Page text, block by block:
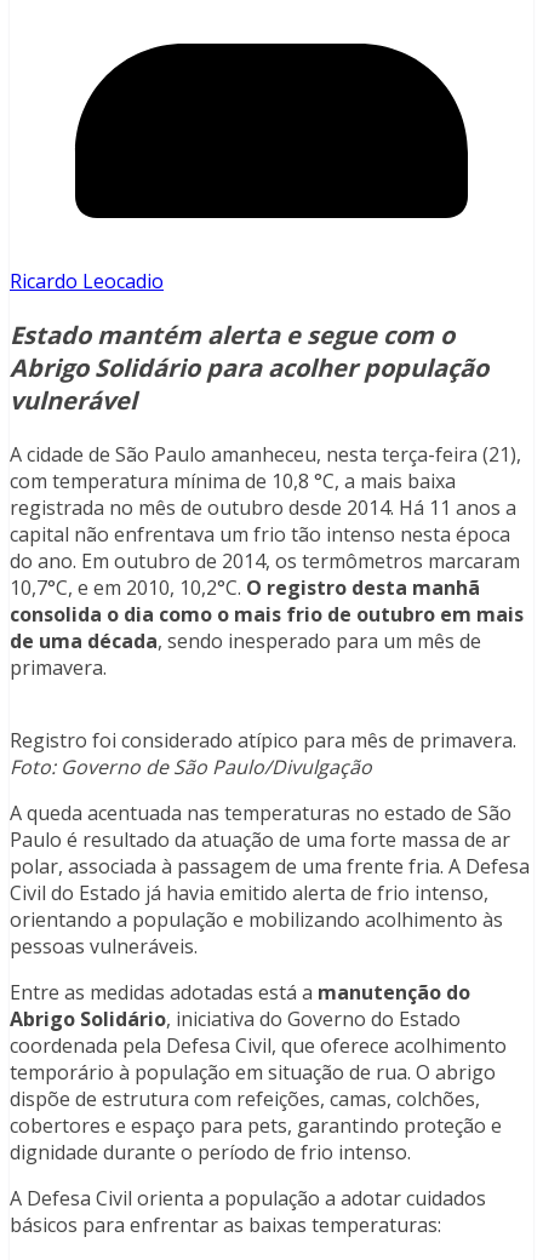
Ricardo Leocadio
Estado mantém alerta e segue com o
Abrigo Solidário para acolher população
vulnerável
A cidade de São Paulo amanheceu, nesta terça-feira (21),
com temperatura mínima de 10,8 °C, a mais baixa
registrada no mês de outubro desde 2014. Há 11 anos a
capital não enfrentava um frio tão intenso nesta época
do ano. Em outubro de 2014, os termômetros marcaram
10,7°C, e em 2010, 10,2°C. O registro desta manhã
consolida o dia como o mais frio de outubro em mais
de uma década, sendo inesperado para um mês de
primavera.
Registro foi considerado atípico para mês de primavera.
Foto: Governo de São Paulo/Divulgação
A queda acentuada nas temperaturas no estado de São
Paulo é resultado da atuação de uma forte massa de ar
polar, associada à passagem de uma frente fria. A Defesa
Civil do Estado já havia emitido alerta de frio intenso,
orientando a população e mobilizando acolhimento às
pessoas vulneráveis.
Entre as medidas adotadas está a manutenção do
Abrigo Solidário, iniciativa do Governo do Estado
coordenada pela Defesa Civil, que oferece acolhimento
temporário à população em situação de rua. O abrigo
dispõe de estrutura com refeições, camas, colchões,
cobertores e espaço para pets, garantindo proteção e
dignidade durante o período de frio intenso.
A Defesa Civil orienta a população a adotar cuidados
básicos para enfrentar as baixas temperaturas: